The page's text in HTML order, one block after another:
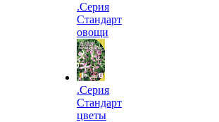
.Серия
Стандарт
овощи
.Серия
Стандарт
цветы